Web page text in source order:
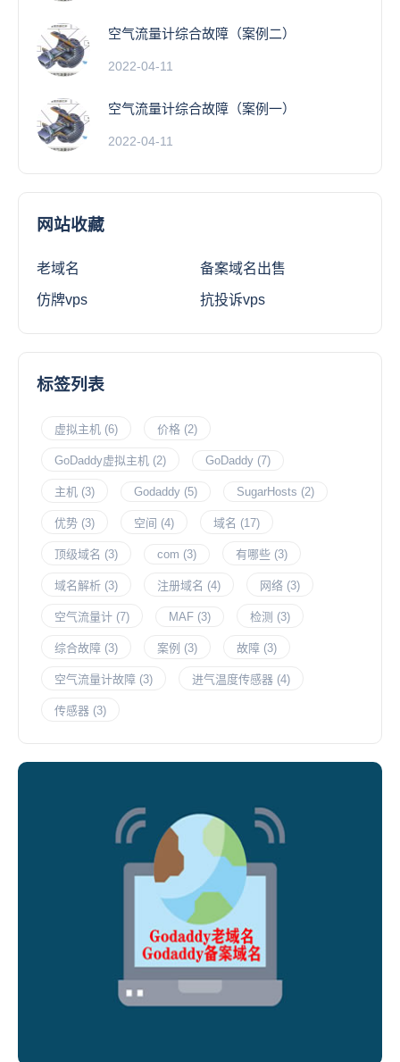
空气流量计综合故障（案例二）
2022-04-11
空气流量计综合故障（案例一）
2022-04-11
网站收藏
老域名 备案域名出售
仿牌vps 抗投诉vps
标签列表
虚拟主机 (6) 价格 (2)
GoDaddy虚拟主机 (2) GoDaddy (7)
主机 (3) Godaddy (5) SugarHosts (2)
优势 (3) 空间 (4) 域名 (17)
顶级域名 (3) com (3) 有哪些 (3)
域名解析 (3) 注册域名 (4) 网络 (3)
空气流量计 (7) MAF (3) 检测 (3)
综合故障 (3) 案例 (3) 故障 (3)
空气流量计故障 (3) 进气温度传感器 (4)
传感器 (3)